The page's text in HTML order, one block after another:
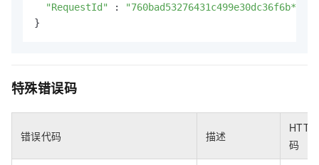
"RequestId"
:
"760bad53276431c499e30dc36f6b****"
}
特殊错误码
错误代码 描述
HTTP
码